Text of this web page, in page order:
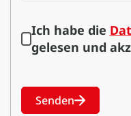
Ich habe die
gelesen und
Senden